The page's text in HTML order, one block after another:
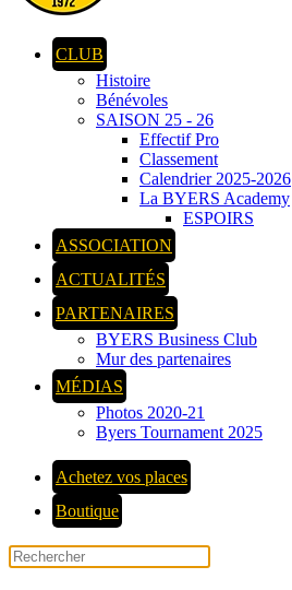
CLUB
Histoire
Bénévoles
SAISON 25 - 26
Effectif Pro
Classement
Calendrier 2025-2026
La BYERS Academy
ESPOIRS
ASSOCIATION
ACTUALITÉS
PARTENAIRES
BYERS Business Club
Mur des partenaires
MÉDIAS
Photos 2020-21
Byers Tournament 2025
Achetez vos places
Boutique